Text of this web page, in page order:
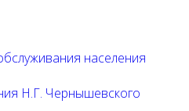
населения
Н.Г. Чернышевского